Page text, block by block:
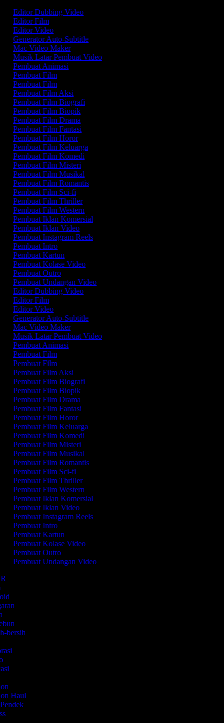
Editor Dubbing Video
Editor Film
Editor Video
Generator Auto-Subtitle
Mac Video Maker
Musik Latar Pembuat Video
Pembuat Animasi
Pembuat Film
Pembuat Film
Pembuat Film Aksi
Pembuat Film Biografi
Pembuat Film Biopik
Pembuat Film Drama
Pembuat Film Fantasi
Pembuat Film Horor
Pembuat Film Keluarga
Pembuat Film Komedi
Pembuat Film Misteri
Pembuat Film Musikal
Pembuat Film Romantis
Pembuat Film Sci-fi
Pembuat Film Thriller
Pembuat Film Western
Pembuat Iklan Komersial
Pembuat Iklan Video
Pembuat Instagram Reels
Pembuat Intro
Pembuat Kartun
Pembuat Kolase Video
Pembuat Outro
Pembuat Undangan Video
Editor Dubbing Video
Editor Film
Editor Video
Generator Auto-Subtitle
Mac Video Maker
Musik Latar Pembuat Video
Pembuat Animasi
Pembuat Film
Pembuat Film
Pembuat Film Aksi
Pembuat Film Biografi
Pembuat Film Biopik
Pembuat Film Drama
Pembuat Film Fantasi
Pembuat Film Horor
Pembuat Film Keluarga
Pembuat Film Komedi
Pembuat Film Misteri
Pembuat Film Musikal
Pembuat Film Romantis
Pembuat Film Sci-fi
Pembuat Film Thriller
Pembuat Film Western
Pembuat Iklan Komersial
Pembuat Iklan Video
Pembuat Instagram Reels
Pembuat Intro
Pembuat Kartun
Pembuat Kolase Video
Pembuat Outro
Pembuat Undangan Video
bersih
Haul